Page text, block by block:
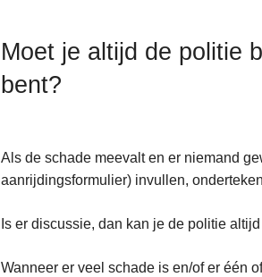
Moet je altijd de politie
bent?
Als de schade meevalt en er niemand
aanrijdingsformulier) invullen,
Is er discussie, dan kan je de politie
Wanneer er veel schade is en/of er één